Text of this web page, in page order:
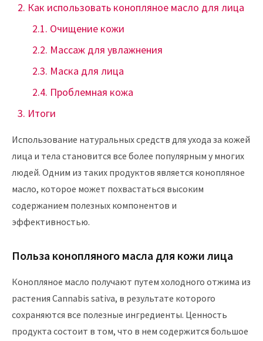
Как использовать конопляное масло для лица
Очищение кожи
Массаж для увлажнения
Маска для лица
Проблемная кожа
Итоги
Использование натуральных средств для ухода за кожей
лица и тела становится все более популярным у многих
людей. Одним из таких продуктов является конопляное
масло, которое может похвастаться высоким
содержанием полезных компонентов и
эффективностью.
Польза конопляного масла для кожи лица
Конопляное масло получают путем холодного отжима из
растения Cannabis sativa, в результате которого
сохраняются все полезные ингредиенты. Ценность
продукта состоит в том, что в нем содержится большое